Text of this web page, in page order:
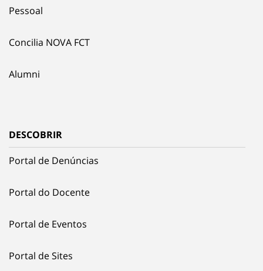
Pessoal
Concilia NOVA FCT
Alumni
DESCOBRIR
Portal de Denúncias
Portal do Docente
Portal de Eventos
Portal de Sites